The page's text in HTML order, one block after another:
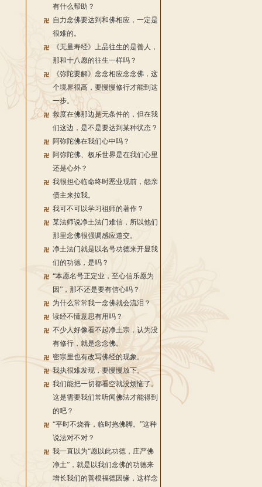
有什么帮助？
自力念佛要达到和佛相应，一定是
很难的。
《无量寿经》上品往生的是善人，
那和十八愿的往生一样吗？
《弥陀要解》念念相应念念佛，这
个境界很高，要慢慢修行才能到这
一步。
救度在佛那边是无条件的，但在我
们这边，是不是要达到某种状态？
阿弥陀佛在我们心中吗？
阿弥陀佛、极乐世界是在我们心里
还是心外？
我很担心临命终时恶业现前，怨亲
债主来拉我。
我可不可以学习祖师的著作？
某法师说净土法门难信，所以他们
那里念佛很强调感应道交。
净土法门就是以名号功德来开显我
们的功德，是吗？
“本愿名号正定业，至心信乐愿为
因”，那不还是要有信心吗？
为什么常常我一念佛就会流泪？
读经不懂意思有用吗？
不少人好像看不起净土宗，认为没
有修行，就是念念佛。
密宗里也有改写佛经的现象。
我执很难发现，要慢慢放下。
我们能把一切都看空就没烦恼了。
这是需要我们常听闻佛法才能得到
的吧？
“平时不烧香，临时抱佛脚。”这种
说法对不对？
我一直以为“愿以此功德，庄严佛
净土”，就是以我们念佛的功德来
增长我们的善根福德因缘，这样念